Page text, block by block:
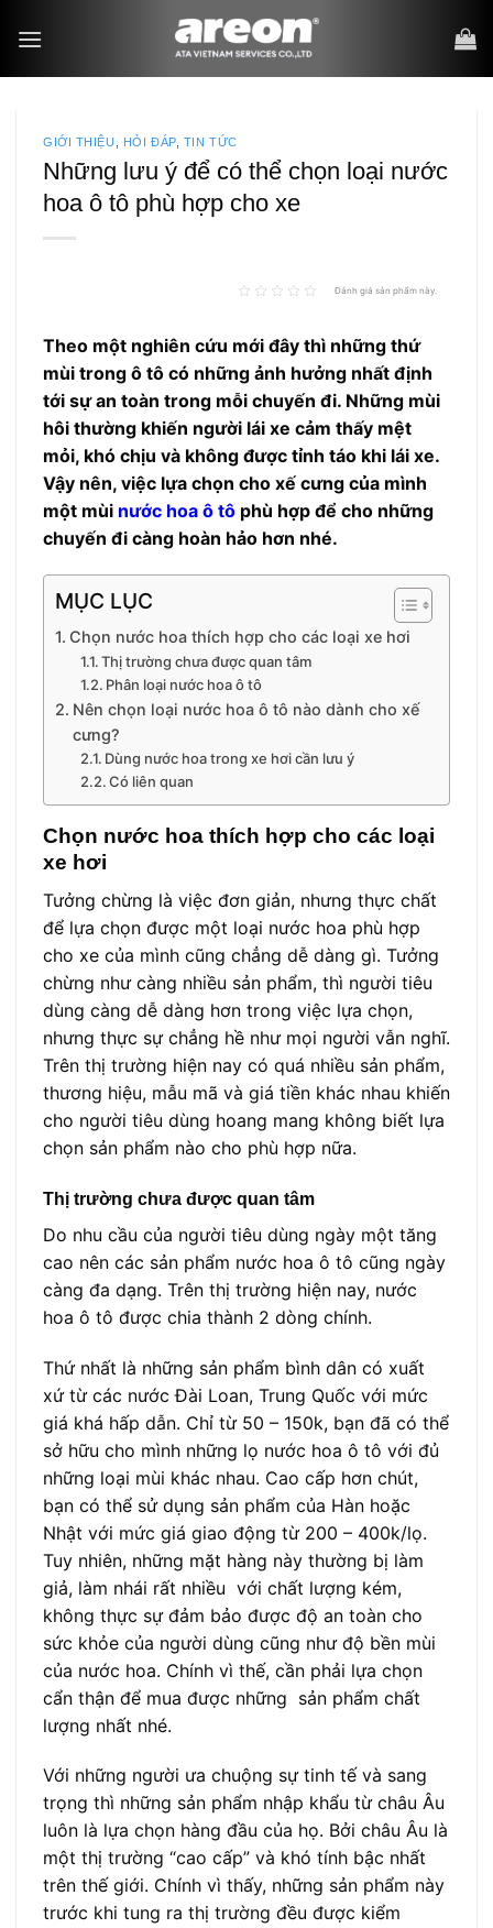
qua
GIỚI THIỆU HỎI ĐÁP, TIN TỨC
Những lưu ý để có thể chọn loại nước
hoa ô tô phù hợp cho xe
Đánh giá sản phẩm này.
Theo một nghiên cứu mới đây thì những thứ
mùi trong ô tô có những ảnh hưởng nhất định
tới sự an toàn trong mỗi chuyến đi. Những mùi
hôi thường khiến người lái xe cảm thấy mệt
mỏi, khó chịu và không được tỉnh táo khi lái xe.
Vậy nên, việc lựa chọn cho xế cưng của mình
một mùi nước hoa ô tô phù hợp để cho những
chuyến đi càng hoàn hảo hơn nhé.
MỤC LỤC
Chọn nước hoa thích hợp cho các loại xe hơi
Thị trường chưa được quan tâm
Phân loại nước hoa ô tô
Nên chọn loại nước hoa ô tô nào dành cho xế
cưng?
Dùng nước hoa trong xe hơi cần lưu ý
Có liên quan
Chọn nước hoa thích hợp cho các loại
xe hơi
Tưởng chừng là việc đơn giản, nhưng thực chất
để lựa chọn được một loại nước hoa phù hợp
cho xe của mình cũng chẳng dễ dàng gì. Tưởng
chừng như càng nhiều sản phẩm, thì người tiêu
dùng càng dễ dàng hơn trong việc lựa chọn,
nhưng thực sự chẳng hề như mọi người vẫn nghĩ.
Trên thị trường hiện nay có quá nhiều sản phẩm,
thương hiệu, mẫu mã và giá tiền khác nhau khiến
cho người tiêu dùng hoang mang không biết lựa
chọn sản phẩm nào cho phù hợp nữa.
Thị trường chưa được quan tâm
Do nhu cầu của người tiêu dùng ngày một tăng
cao nên các sản phẩm nước hoa ô tô cũng ngày
càng đa dạng. Trên thị trường hiện nay, nước
hoa ô tô được chia thành 2 dòng chính.
Thứ nhất là những sản phẩm bình dân có xuất
xứ từ các nước Đài Loan, Trung Quốc với mức
giá khá hấp dẫn. Chỉ từ 50 – 150k, bạn đã có thể
sở hữu cho mình những lọ nước hoa ô tô với đủ
những loại mùi khác nhau. Cao cấp hơn chút,
bạn có thể sử dụng sản phẩm của Hàn hoặc
Nhật với mức giá giao động từ 200 – 400k/lọ.
Tuy nhiên, những mặt hàng này thường bị làm
giả, làm nhái rất nhiều với chất lượng kém,
không thực sự đảm bảo được độ an toàn cho
sức khỏe của người dùng cũng như độ bền mùi
của nước hoa. Chính vì thế, cần phải lựa chọn
cẩn thận để mua được những sản phẩm chất
lượng nhất nhé.
Với những người ưa chuộng sự tinh tế và sang
trọng thì những sản phẩm nhập khẩu từ châu Âu
luôn là lựa chọn hàng đầu của họ. Bởi châu Âu là
một thị trường “cao cấp” và khó tính bậc nhất
trên thế giới. Chính vì thấy, những sản phẩm này
trước khi tung ra thị trường đều được kiểm